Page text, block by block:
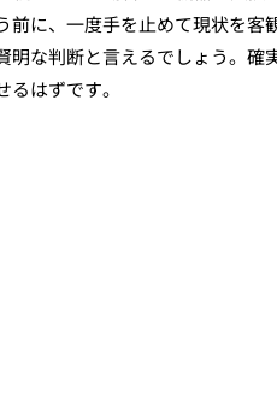
前に、一度手を止めて現状を
明な判断と言えるでしょう。
はずです。